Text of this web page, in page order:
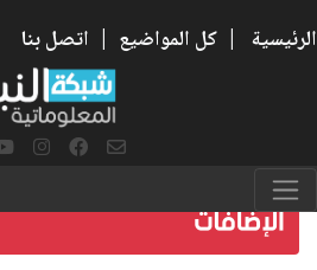
الرئيسية | كل المواضيع | اتصل بنا